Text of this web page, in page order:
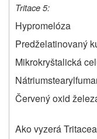
Tritace 5:
Hypromelóza
Predželatinovaný
Mikrokryštalická
Červený oxid
Ako vyzeráTritace